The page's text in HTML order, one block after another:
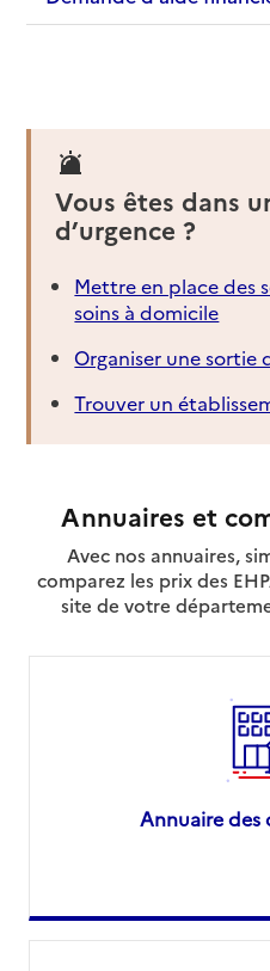
Vous êtes dans
d’urgence ?
Mettre en place des
soins à domicile
Organiser une sortie
Trouver un
Annuaires et
Avec nos annuaires,
comparez les prix des
site de votre
Annuaire des